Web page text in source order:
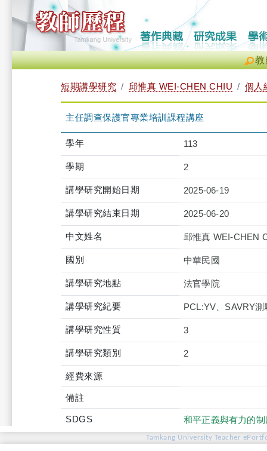
教
短期講學研究 邱惟真 WEI-CHEN CHIU 個人
主任調查保護官專業培訓課程講座
學年 113
學期 2
講學研究開始日期 2025-06-19
講學研究結束日期 2025-06-20
中文姓名 邱惟真 WEI-CHEN
國別 中華民國
講學研究地點 法官學院
講學研究紀要 PCL:YV、SAVRY測
講學研究性質 3
講學研究類別 2
經費來源
備註
SDGS 和平正義與有力的
Tamkang University Teacher